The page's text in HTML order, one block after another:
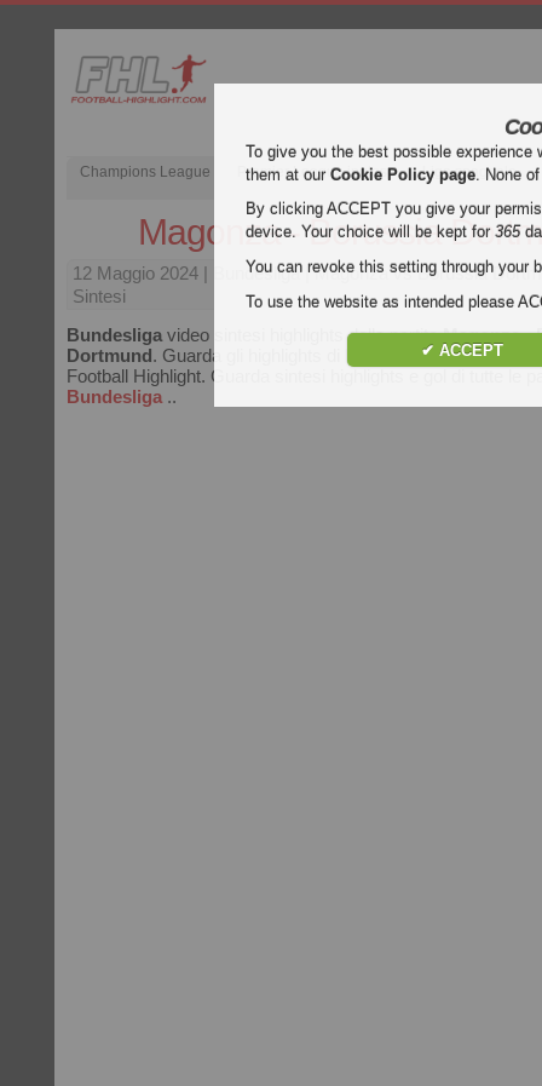
Champions League Premier League inglese Liga spagnola
Magonza - Borussia
12 Maggio 2024 | Bundesliga | Magonza vs Borussia
Sintesi
Bundesliga video sintesi highlights della partitaMagonza -
Dortmund. Guarda gli highlights di Magonza - Borussia
Football Highlight. Guarda sintesi highlights e gol di tutte le
Bundesliga ..
To give you the best possible
them at ourCookie Policy page. None
By clicking ACCEPT you give your
device. Your choice will be kept for365
You can revoke this setting through your
To use the website as intended please
✔ ACCEPT